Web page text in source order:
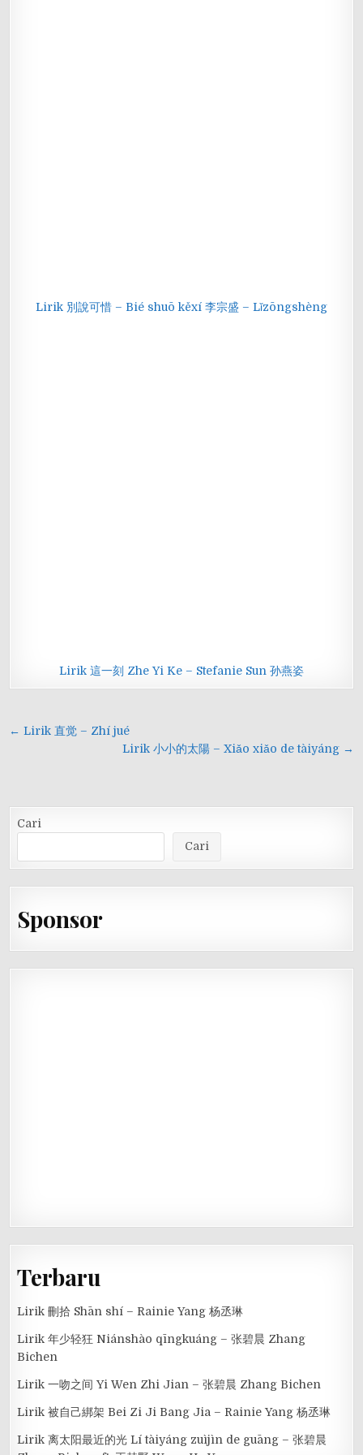
Lirik 別說可惜 – Bié shuō kěxí 李宗盛 – Lǐzōngshèng
Lirik 這一刻 Zhe Yi Ke – Stefanie Sun 孙燕姿
Navigasi
← Lirik 直觉 – Zhí jué
Lirik 小小的太陽 – Xiǎo xiǎo de tàiyáng →
Cari
Cari
Sponsor
Terbaru
Lirik 刪拾 Shān shí – Rainie Yang 杨丞琳
Lirik 年少轻狂 Niánshào qīngkuáng – 张碧晨 Zhang
Bichen
Lirik 一吻之间 Yi Wen Zhi Jian – 张碧晨 Zhang Bichen
Lirik 被自己綁架 Bei Zi Ji Bang Jia – Rainie Yang 杨丞琳
Lirik 离太阳最近的光 Lí tàiyáng zuìjìn de guāng – 张碧晨